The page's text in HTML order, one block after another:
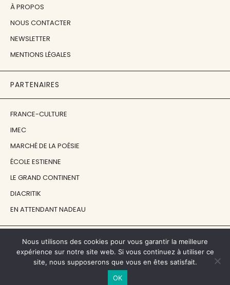
À PROPOS
NOUS CONTACTER
NEWSLETTER
MENTIONS LÉGALES
PARTENAIRES
FRANCE-CULTURE
IMEC
MARCHÉ DE LA POÉSIE
ÉCOLE ESTIENNE
LE GRAND CONTINENT
DIACRITIK
EN ATTENDANT NADEAU
NOS SOUTIENS
CENTRE NATIONAL DU LIVRE
Nous utilisons des cookies pour vous garantir la meilleure
expérience sur notre site web. Si vous continuez à utiliser ce
site, nous supposerons que vous en êtes satisfait.
OK